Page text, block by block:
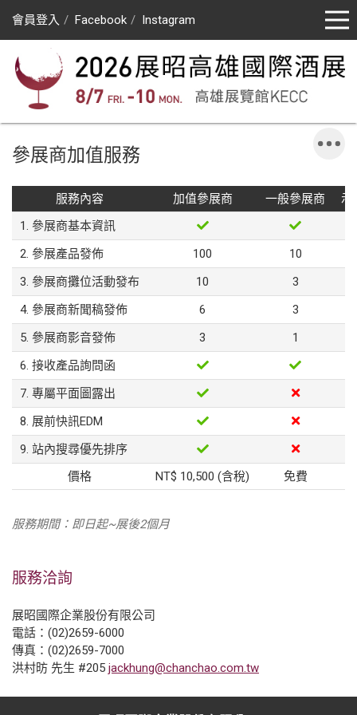
會員登入 Facebook Instagram
參展商加值服務
服務內容 加值參展商 一般參展商
示
1. 參展商基本資訊
2. 參展產品發佈
100
10
3. 參展商攤位活動發布
10
3
4. 參展商新聞稿發佈
6
3
5. 參展商影音發佈
3
1
6. 接收產品詢問函
7. 專屬平面圖露出
8. 展前快訊EDM
9. 站內搜尋優先排序
價格
NT$ 10,500 (含稅) 免費
服務期間：即日起~展後2個月
服務洽詢
展昭國際企業股份有限公司
電話：(02)2659-6000
傳真：(02)2659-7000
洪村昉 先生 #205 jackhung@chanchao.com.tw